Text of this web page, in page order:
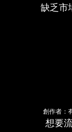
缺乏市
創作者：
想要